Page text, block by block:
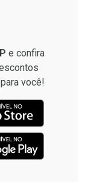
e confira
você!